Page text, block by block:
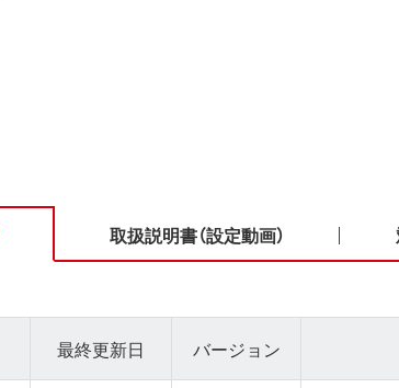
取扱説明書（設定動画）
最終更新日 バージョン